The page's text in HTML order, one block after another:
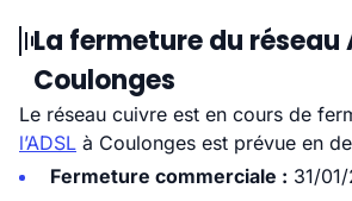
La fermeture du réseau
Coulonges
Le réseau cuivre est en cours de
l’ADSL à Coulonges est prévue en
Fermeture commerciale : 31/